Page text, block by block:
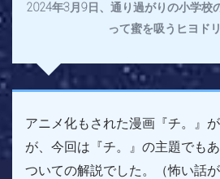
2024年3月9日、通り過がりの小学校
って蜜を吸うヒヨドリ
アニメ化もされた漫画『チ。』
が、今回は『チ。』の主題でも
ついての解説でした。（怖い話